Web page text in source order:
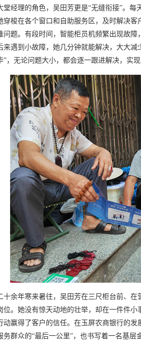
堂经理的角色，吴田芳更是“无缝衔接”。
穿梭在各个窗口和自助服务区，及时解决
问题。有段时间，智能柜员机频繁出现故
来遇到小故障，她几分钟就能解决，大大
”，无论问题大小，都会逐一跟进解决，实
十余年寒来暑往，吴田芳在三尺柜台前、
位。她没有惊天动地的壮举，却在一件件
动赢得了客户的信任。在玉屏农商银行的
务群众的“最后一公里”，也书写着一名基层